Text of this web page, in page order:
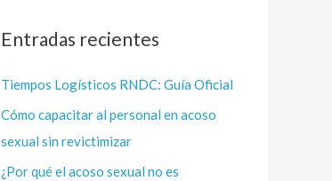
a
p
o
r
:
Entradas recientes
Tiempos Logísticos RNDC: Guía Oficial
Cómo capacitar al personal en acoso
sexual sin revictimizar
¿Por qué el acoso sexual no es